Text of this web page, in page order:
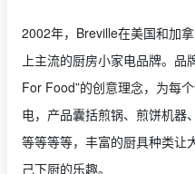
2002年，Breville在美国和加
上主流的厨房小家电品牌。
For Food”的创意理念，为每
电，产品囊括煎锅、煎饼机器
等等等等，丰富的厨具种类让
己下厨的乐趣。